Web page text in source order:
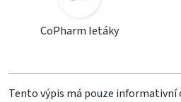
CoPharm letáky
Tento výpis má pouze